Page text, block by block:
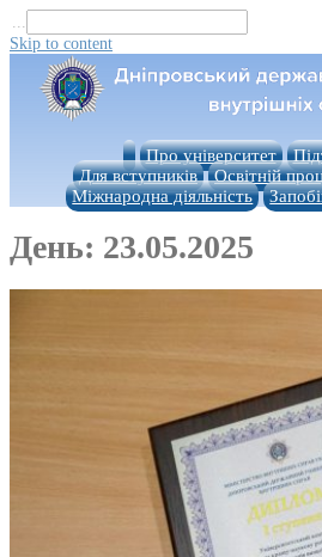
...
Skip to content
Про університет
Для вступників
Освітній
Міжнародна діяльність
День: 23.05.2025